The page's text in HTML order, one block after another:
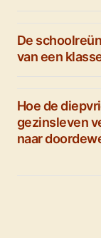
De
van een
Hoe de
gezinsleven
naar